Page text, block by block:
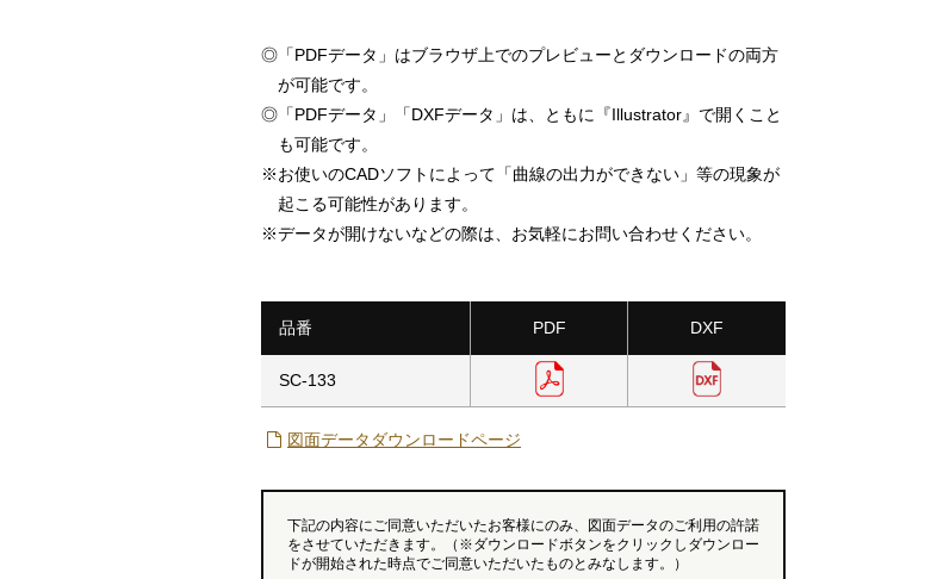
◎ 「PDFデータ」はブラウザ上でのプレビューとダウンロードの両方
が可能です。
◎ 「PDFデータ」「DXFデータ」は、ともに『Illustrator』で開くこと
も可能です。
※お使いのCADソフトによって「曲線の出力ができない」等の現象が
起こる可能性があります。
※データが開けないなどの際は、お気軽にお問い合わせください。
品番 PDF DXF
SC-133
図面データダウンロードページ
下記の内容にご同意いただいたお客様にのみ、図面データのご利用の許諾
をさせていただきます。（※ダウンロードボタンをクリックしダウンロー
ドが開始された時点でご同意いただいたものとみなします。）